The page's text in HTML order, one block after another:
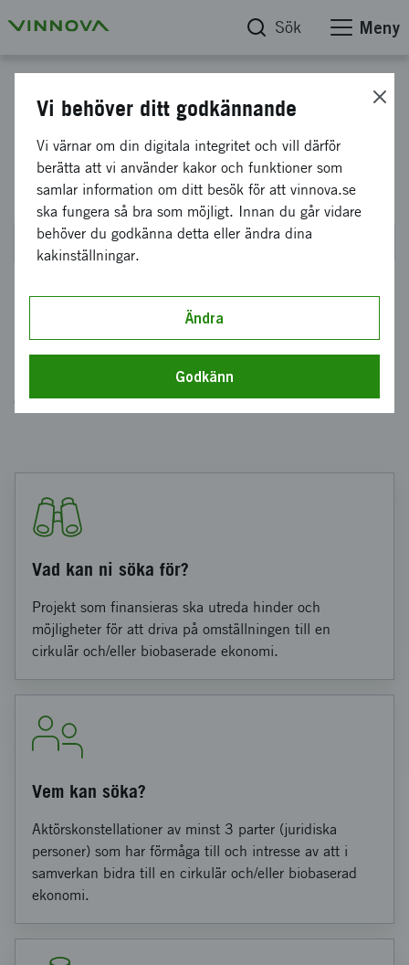
Sök Meny
Cirkulär och biobaserad
ekonomi - Från teori till praktik
Stängde den 27 februari 2020 kl 14:00
I det här erbjudandet finansierar vi projekt som
utreder policy- och beteendefrågor som
underlättar omställningen till en biobaserad
och/eller cirkulär ekonomi.
Vad kan ni söka för?
Projekt som finansieras ska utreda hinder och
möjligheter för att driva på omställningen till en
cirkulär och/eller biobaserade ekonomi.
Vem kan söka?
Aktörskonstellationer av minst 3 parter (juridiska
personer) som har förmåga till och intresse av att i
samverkan bidra till en cirkulär och/eller biobaserad
ekonomi.
Vi behöver ditt godkännande
Vi värnar om din digitala integritet och vill därför
berätta att vi använder kakor och funktioner som
samlar information om ditt besök för att vinnova.se
ska fungera så bra som möjligt. Innan du går vidare
behöver du godkänna detta eller ändra dina
kakinställningar.
Ändra
Godkänn